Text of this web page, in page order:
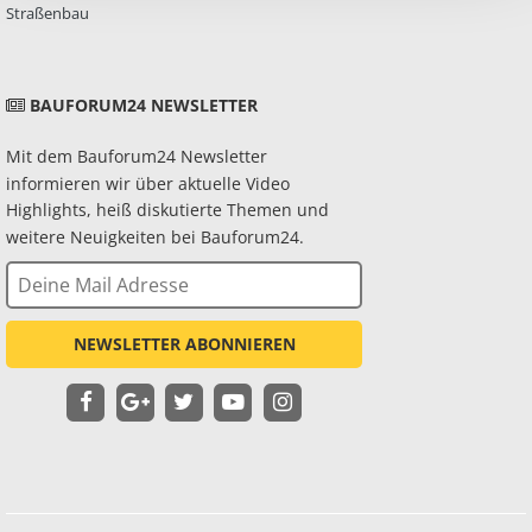
Straßenbau
BAUFORUM24 NEWSLETTER
Mit dem Bauforum24 Newsletter
informieren wir über aktuelle Video
Highlights, heiß diskutierte Themen und
weitere Neuigkeiten bei Bauforum24.
NEWSLETTER ABONNIEREN